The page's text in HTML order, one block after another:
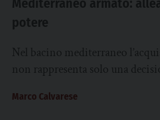
Mediterraneo armato:
potere
Nel bacino mediterraneo
non rappresenta solo una
industriali...
Marco Calvarese